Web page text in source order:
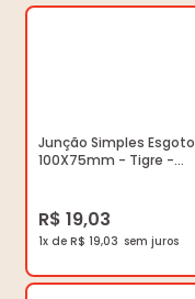
Junção Simples Esgoto
100X75mm - Tigre -
R$ 19,03
1x de R$ 19,03